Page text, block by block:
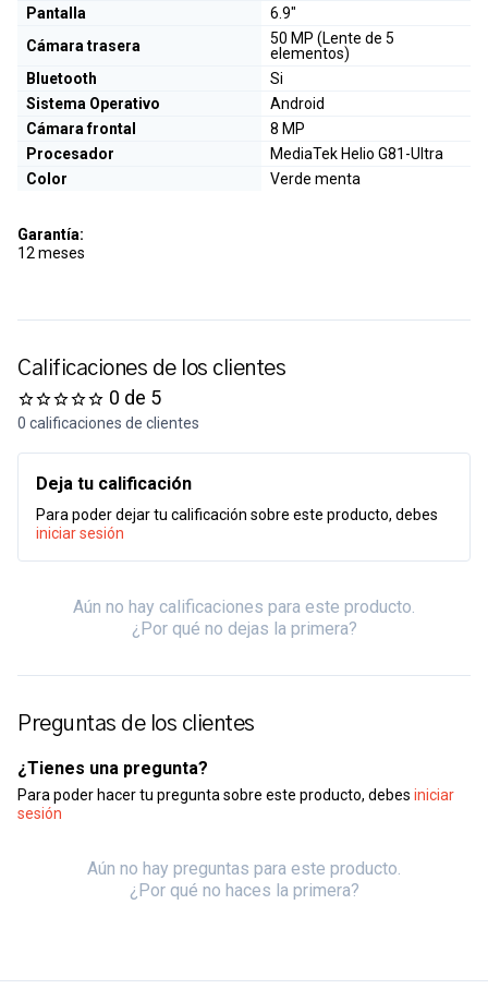
Pantalla
6.9"
Cámara trasera
50 MP (Lente de 5
elementos)
Bluetooth
Si
Sistema Operativo
Android
Cámara frontal
8 MP
Procesador
MediaTek Helio G81-Ultra
Color
Verde menta
Garantía:
12 meses
Calificaciones de los clientes
0 de 5
0 calificaciones de clientes
Deja tu calificación
Para poder dejar tu calificación sobre este producto, debes
iniciar sesión
Aún no hay calificaciones para este producto.
¿Por qué no dejas la primera?
Preguntas de los clientes
¿Tienes una pregunta?
Para poder hacer tu pregunta sobre este producto, debes iniciar
sesión
Aún no hay preguntas para este producto.
¿Por qué no haces la primera?